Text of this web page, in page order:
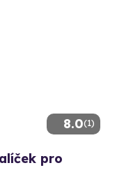
8.0(1)
pro